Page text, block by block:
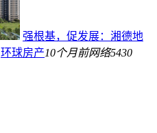
强根基，促发展：湘德地
环球房产10个月前网络5430